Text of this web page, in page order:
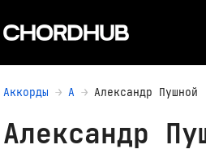
Аккорды А Александр Пушной
Александр